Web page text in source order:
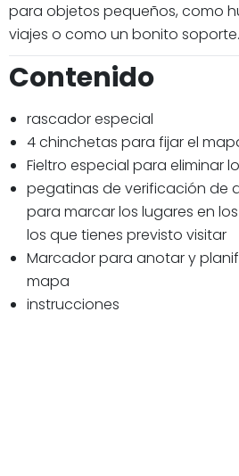
para objetos pequeños, como
viajes o como un bonito soporte.
Contenido
rascador especial
4 chinchetas para fijar el
Fieltro especial para eliminar
pegatinas de verificación de
para marcar los lugares en
los que tienes previsto visitar
Marcador para anotar y
mapa
instrucciones